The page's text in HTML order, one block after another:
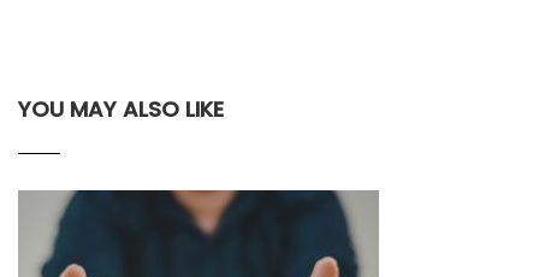
YOU MAY ALSO LIKE